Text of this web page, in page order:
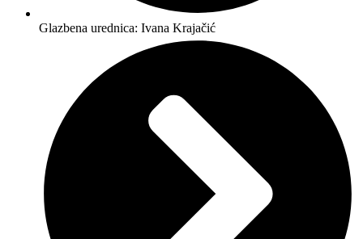
Glazbena urednica: Ivana Krajačić